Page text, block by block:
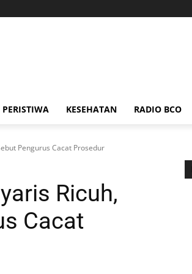
PERISTIWA KESEHATAN RADIO BCO
Pengurus Cacat Prosedur
Ricuh,
Cacat